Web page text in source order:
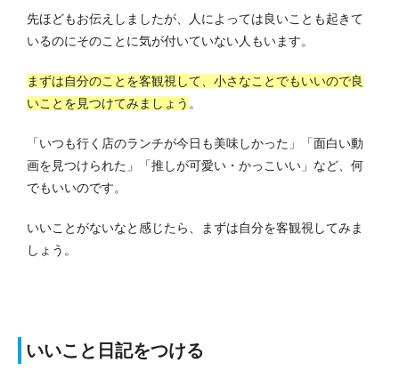
先ほどもお伝えしましたが、人によっては良いことも起きて
いるのにそのことに気が付いていない人もいます。
まずは自分のことを客観視して、小さなことでもいいので良
いことを見つけてみましょう 。
「いつも行く店のランチが今日も美味しかった」「面白い動
画を見つけられた」「推しが可愛い・かっこいい」など、何
でもいいのです。
いいことがないなと感じたら、まずは自分を客観視してみま
しょう。
いいこと日記をつける